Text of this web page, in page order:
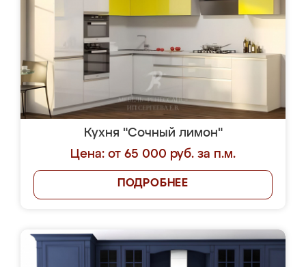
Кухня "Сочный лимон"
Цена: от 65 000 руб. за п.м.
ПОДРОБНЕЕ